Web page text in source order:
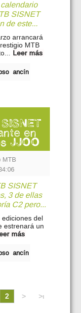
SISNET
de este...
arrancará
MTB
Leer más
ancín
en
JJOO
MTB
SISNET
3 de ellas
C2 pero...
del
estrenará un
más
ancín
2 > >ι